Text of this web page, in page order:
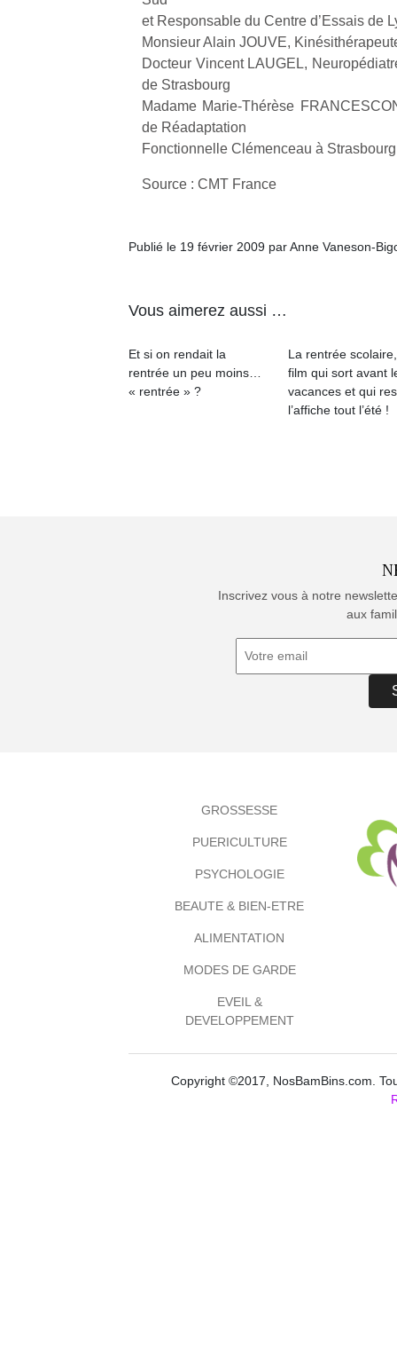
et Responsable du Centre d’Essais de
Monsieur Alain JOUVE,
Docteur Vincent LAUGEL,
de Strasbourg
Madame Marie-Thérèse
de Réadaptation
Fonctionnelle Clémenceau à Strasbourg
Source : CMT France
Publié le 19 février 2009 par Anne Vaneson-
Vous aimerez aussi …
Et si on rendait la
rentrée un peu moins…
« rentrée » ?
La rentrée
film qui sort avant
vacances et qui
l’affiche tout l’été !
Inscrivez vous à notre
aux
GROSSESSE
PUERICULTURE
PSYCHOLOGIE
BEAUTE & BIEN-ETRE
ALIMENTATION
MODES DE GARDE
EVEIL &
DEVELOPPEMENT
Copyright ©2017, NosBamBins.com.